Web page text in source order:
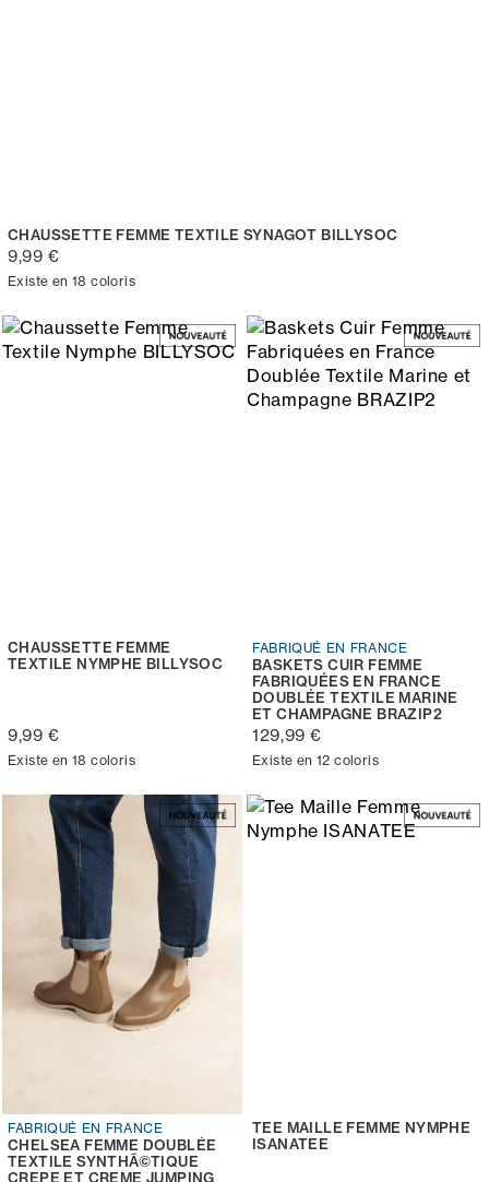
CHAUSSETTE FEMME TEXTILE SYNAGOT BILLYSOC
9,99 €
Existe en 18 coloris
CHAUSSETTE FEMME
TEXTILE NYMPHE BILLYSOC
9,99 €
Existe en 18 coloris
FABRIQUÉ EN FRANCE
BASKETS CUIR FEMME
FABRIQUÉES EN FRANCE
DOUBLÉE TEXTILE MARINE
ET CHAMPAGNE BRAZIP2
129,99 €
Existe en 12 coloris
FABRIQUÉ EN FRANCE
CHELSEA FEMME DOUBLÉE
TEXTILE SYNTHÃ©TIQUE
CREPE ET CREME JUMPING
TEE MAILLE FEMME NYMPHE
ISANATEE